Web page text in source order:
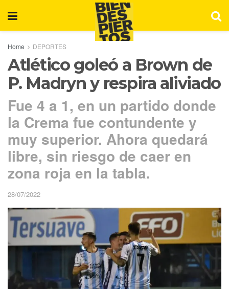
Home DEPORTES
Atlético goleó a Brown de
P. Madryn y respira aliviado
Fue 4 a 1, en un partido donde
la Crema fue contundente y
muy superior. Ahora quedará
libre, sin riesgo de caer en
zona roja en la tabla.
28/07/2022